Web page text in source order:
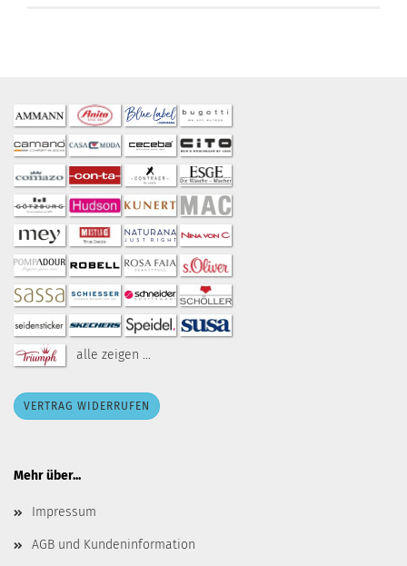
alle zeigen ...
VERTRAG WIDERRUFEN
Mehr über...
Impressum
AGB und Kundeninformation